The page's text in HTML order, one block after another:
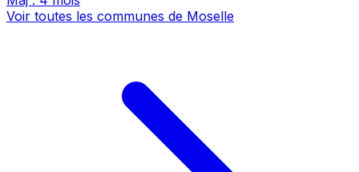
Voir toutes les communes de Moselle